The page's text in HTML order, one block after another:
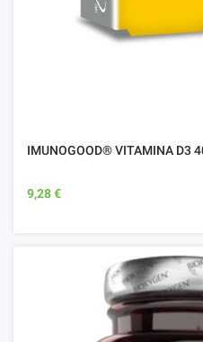
IMUNOGOOD® VITAMINA D3
9,28 €